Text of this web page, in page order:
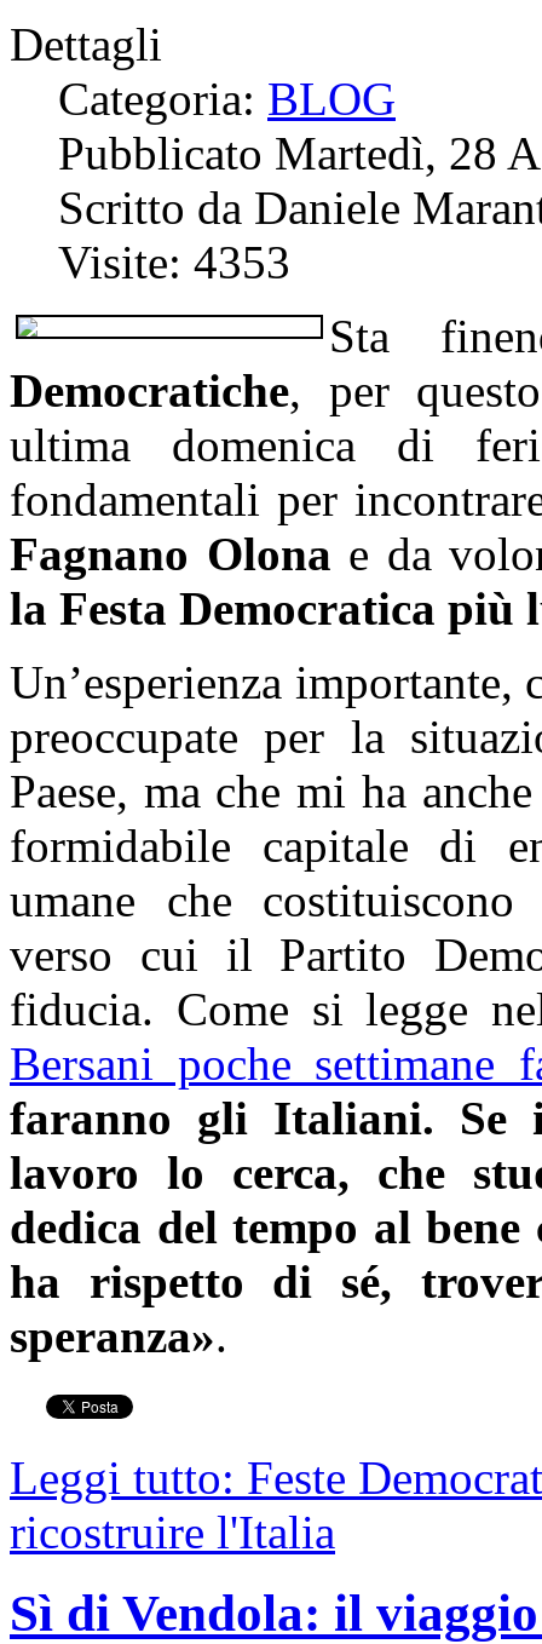
Dettagli
Categoria: BLOG
Pubblicato Martedì, 28
Scritto da Daniele
Visite: 4353
Sta
Democratiche, per
ultima domenica di
fondamentali per
Fagnano Olona e da
la Festa Democratica più
Un’esperienza importante,
preoccupate per la
Paese, ma che mi ha
formidabile capitale di
umane che
verso cui il Partito
fiducia. Come si legge
Bersani poche settimane
faranno gli Italiani. Se
lavoro lo cerca, che
dedica del tempo al bene
ha rispetto di sé,
speranza».
Leggi tutto: Feste
ricostruire l'Italia
Sì di Vendola: il